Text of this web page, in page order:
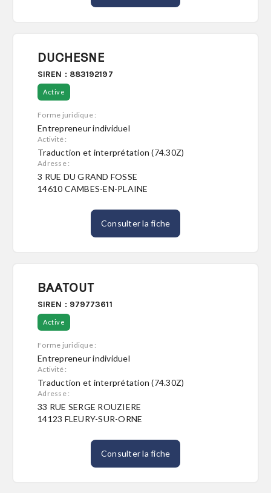
DUCHESNE
SIREN : 883192197
Active
Forme juridique :
Entrepreneur individuel
Activité :
Traduction et interprétation (74.30Z)
Adresse :
3 RUE DU GRAND FOSSE
14610 CAMBES-EN-PLAINE
Consulter la fiche
BAATOUT
SIREN : 979773611
Active
Forme juridique :
Entrepreneur individuel
Activité :
Traduction et interprétation (74.30Z)
Adresse :
33 RUE SERGE ROUZIERE
14123 FLEURY-SUR-ORNE
Consulter la fiche